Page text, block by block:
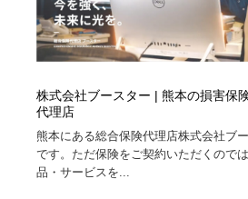
株式会社ブースター | 熊本の損害保
代理店
熊本にある総合保険代理店株式会社ブ
です。ただ保険をご契約いただくので
品・サービスを...